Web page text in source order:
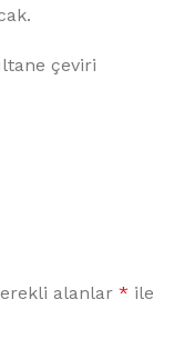
çeviri
alanlar * ile